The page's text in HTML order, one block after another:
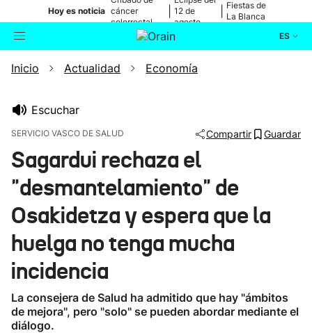
Hoy es noticia cáncer
colorrectal
12 de
agosto
Fiestas de
La Blanca
ES
Buscador Actualidad
Ikusmiran
Eguraldia
Inicio Actualidad Economía
Escuchar
SERVICIO VASCO DE SALUD Compartir Guardar
Sagardui rechaza el
"desmantelamiento" de
Osakidetza y espera que la
huelga no tenga mucha
incidencia
La consejera de Salud ha admitido que hay "ámbitos
de mejora", pero "solo" se pueden abordar mediante el
diálogo.